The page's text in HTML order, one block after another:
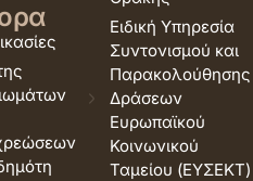
Ειδική Υπηρεσία
Συντονισμού και
Παρακολούθησης
Δράσεων
Ευρωπαϊκού
Κοινωνικού
Ταμείου (ΕΥΣΕΚΤ)